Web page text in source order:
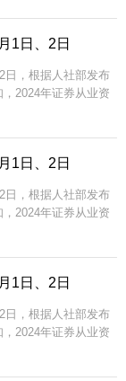
1日、2日
日，根据人社部发布
2024年证券从业资
基础知...
1日、2日
日，根据人社部发布
2024年证券从业资
基础知...
1日、2日
日，根据人社部发布
2024年证券从业资
基础知...